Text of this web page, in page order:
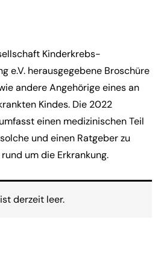
Kinderkrebs-
e.V. herausgegebene Broschüre
andere Angehörige eines an
Kindes. Die 2022
einen medizinischen Teil
und einen Ratgeber zu
um die Erkrankung.
derzeit leer.